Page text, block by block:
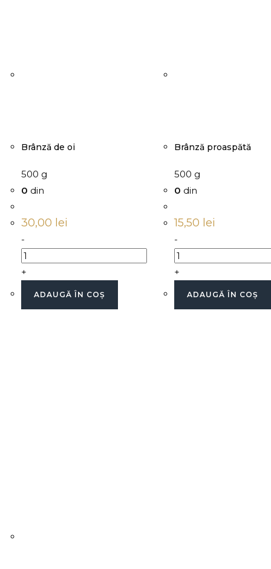
Brânză de oi
500 g
0 din
30,00 lei
-
+
ADAUGĂ ÎN COȘ
Brânză proaspătă
500 g
0 din
15,50 lei
-
+
ADAUGĂ ÎN COȘ